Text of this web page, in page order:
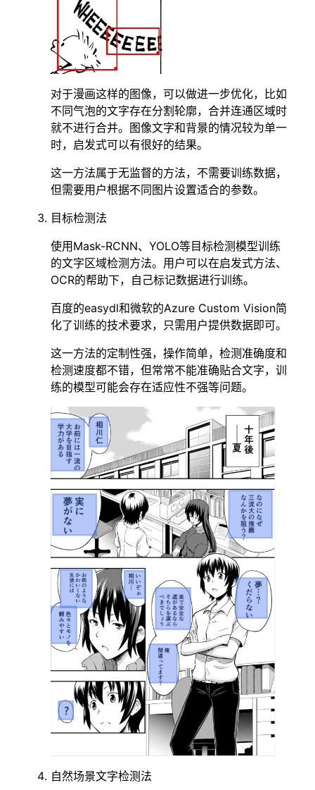
对于漫画这样的图像，可以做进一步优化，比如
不同气泡的文字存在分割轮廓，合并连通区域时
就不进行合并。图像文字和背景的情况较为单一
时，启发式可以有很好的结果。
这一方法属于无监督的方法，不需要训练数据，
但需要用户根据不同图片设置适合的参数。
目标检测法
使用Mask-RCNN、YOLO等目标检测模型训练
的文字区域检测方法。用户可以在启发式方法、
OCR的帮助下，自己标记数据进行训练。
百度的easydl和微软的Azure Custom Vision简
化了训练的技术要求，只需用户提供数据即可。
这一方法的定制性强，操作简单，检测准确度和
检测速度都不错，但常常不能准确贴合文字，训
练的模型可能会存在适应性不强等问题。
自然场景文字检测法